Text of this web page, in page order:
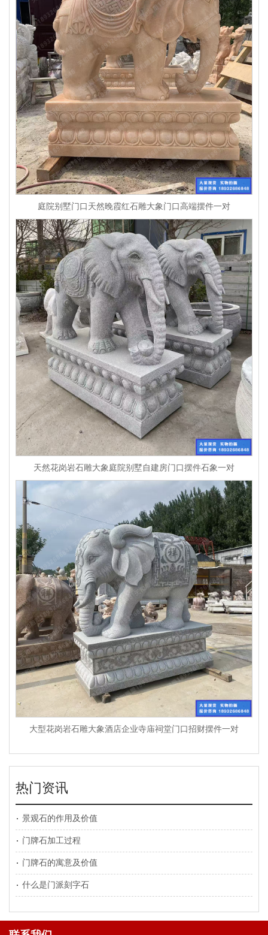
庭院别墅门口天然晚霞红石雕大象门口高端摆件一对
天然花岗岩石雕大象庭院别墅自建房门口摆件石象一对
大型花岗岩石雕大象酒店企业寺庙祠堂门口招财摆件一对
热门资讯
景观石的作用及价值
门牌石加工过程
门牌石的寓意及价值
什么是门派刻字石